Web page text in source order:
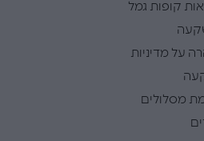
קופות גמל
על מדיניות
מסלולים